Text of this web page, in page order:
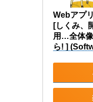
Webアプ
[しくみ、
用…全体
ら! ]